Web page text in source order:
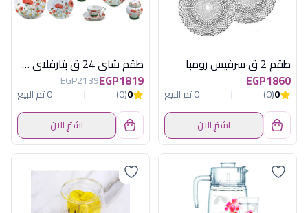
طقم 2 ق سرفيس رومبا
EGP1860
0
(0)
0 تم البيع
اشترِ الآن
طقم شاى 24 ق بتارفلاي فلور
EGP1819
EGP2139
0
(0)
0 تم البيع
اشترِ الآن